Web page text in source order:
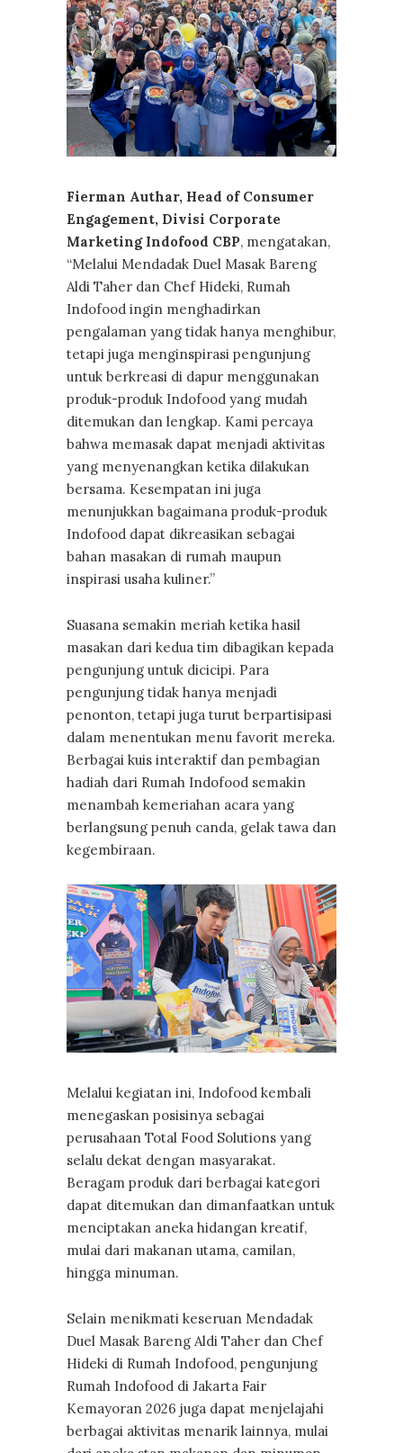
Fierman Authar, Head of Consumer
Engagement, Divisi Corporate
Marketing Indofood CBP, mengatakan,
“Melalui Mendadak Duel Masak Bareng
Aldi Taher dan Chef Hideki, Rumah
Indofood ingin menghadirkan
pengalaman yang tidak hanya menghibur,
tetapi juga menginspirasi pengunjung
untuk berkreasi di dapur menggunakan
produk-produk Indofood yang mudah
ditemukan dan lengkap. Kami percaya
bahwa memasak dapat menjadi aktivitas
yang menyenangkan ketika dilakukan
bersama. Kesempatan ini juga
menunjukkan bagaimana produk-produk
Indofood dapat dikreasikan sebagai
bahan masakan di rumah maupun
inspirasi usaha kuliner.”
Suasana semakin meriah ketika hasil
masakan dari kedua tim dibagikan kepada
pengunjung untuk dicicipi. Para
pengunjung tidak hanya menjadi
penonton, tetapi juga turut berpartisipasi
dalam menentukan menu favorit mereka.
Berbagai kuis interaktif dan pembagian
hadiah dari Rumah Indofood semakin
menambah kemeriahan acara yang
berlangsung penuh canda, gelak tawa dan
kegembiraan.
Melalui kegiatan ini, Indofood kembali
menegaskan posisinya sebagai
perusahaan Total Food Solutions yang
selalu dekat dengan masyarakat.
Beragam produk dari berbagai kategori
dapat ditemukan dan dimanfaatkan untuk
menciptakan aneka hidangan kreatif,
mulai dari makanan utama, camilan,
hingga minuman.
Selain menikmati keseruan Mendadak
Duel Masak Bareng Aldi Taher dan Chef
Hideki di Rumah Indofood, pengunjung
Rumah Indofood di Jakarta Fair
Kemayoran 2026 juga dapat menjelajahi
berbagai aktivitas menarik lainnya, mulai